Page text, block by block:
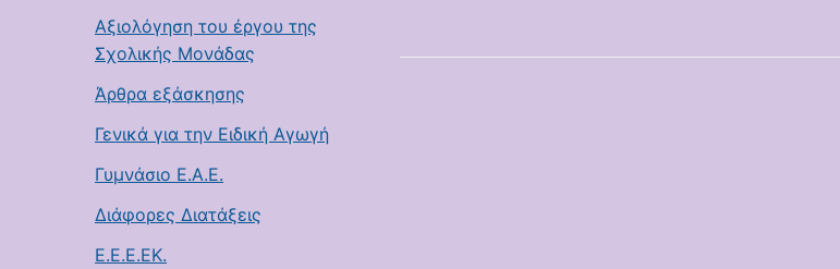
Αξιολόγηση του έργου της
Σχολικής Μονάδας
Άρθρα εξάσκησης
Γενικά για την Ειδική Αγωγή
Γυμνάσιο Ε.Α.Ε.
Διάφορες Διατάξεις
Ε.Ε.Ε.ΕΚ.